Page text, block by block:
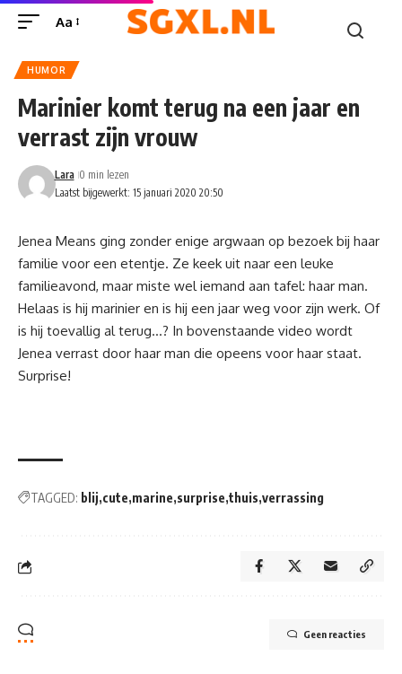
Aa
HUMOR
Marinier komt terug na een jaar en
verrast zijn vrouw
Laatst bijgewerkt: 15 januari 2020 20:50
Lara 0 min lezen
Jenea Means ging zonder enige argwaan op bezoek bij haar
familie voor een etentje. Ze keek uit naar een leuke
familieavond, maar miste wel iemand aan tafel: haar man.
Helaas is hij marinier en is hij een jaar weg voor zijn werk. Of
is hij toevallig al terug…? In bovenstaande video wordt
Jenea verrast door haar man die opeens voor haar staat.
Surprise!
TAGGED: blij cute marine surprise thuis verrassing
Geen reacties